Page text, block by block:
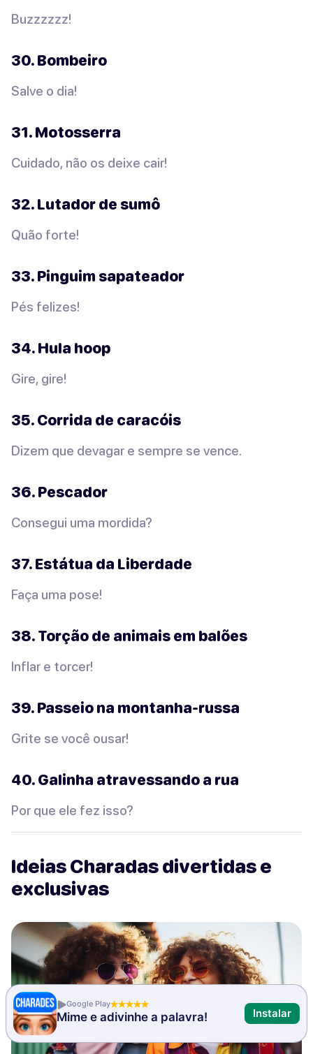
Buzzzzzz!
30. Bombeiro
Salve o dia!
31. Motosserra
Cuidado, não os deixe cair!
32. Lutador de sumô
Quão forte!
33. Pinguim sapateador
Pés felizes!
34. Hula hoop
Gire, gire!
35. Corrida de caracóis
Dizem que devagar e sempre se vence.
36. Pescador
Consegui uma mordida?
37. Estátua da Liberdade
Faça uma pose!
38. Torção de animais em balões
Inflar e torcer!
39. Passeio na montanha-russa
Grite se você ousar!
40. Galinha atravessando a rua
Por que ele fez isso?
Ideias Charadas divertidas e
exclusivas
Google Play
Mime e adivinhe a palavra! Instalar